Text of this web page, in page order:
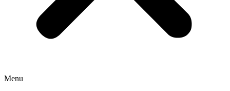
Menu